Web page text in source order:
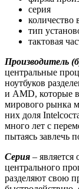
серия
количество
тип
тактовая
Производитель
центральные
ноутбуков
и AMD, которые
мирового рынка
них доля
много лет с
пытаясь завлечь
Серия –
центрального
разделяют свою